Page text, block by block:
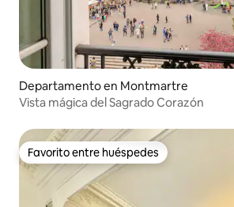
Departamento en Montmartre
Vista mágica del Sagrado Corazón
Favorito entre huéspedes
Favorito entre huéspedes